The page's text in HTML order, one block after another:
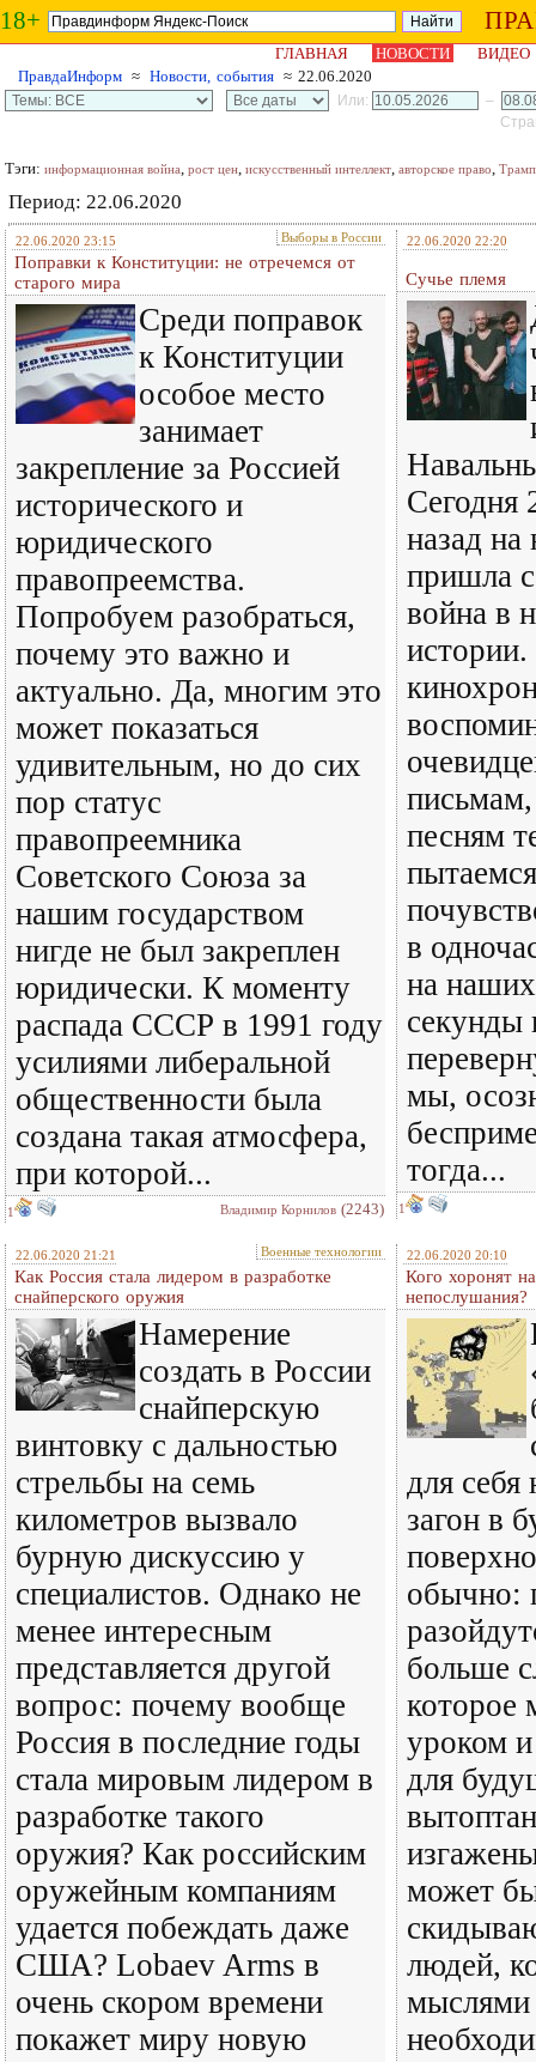
18+
ГЛАВНАЯ НОВОСТИ
ВИДЕО
ПравдаИнформ ≈ Новости, события ≈ 22.06.2020
Или:
–
Тэги: информационная война, рост цен, искусственный интеллект, авторское право, Трамп
Период: 22.06.2020
22.06.2020 23:15 Выборы в России
Поправки к Конституции: не отречемся от
старого мира
Среди поправок
к Конституции
особое место
занимает
закрепление за Россией
исторического и
юридического
правопреемства.
Попробуем разобраться,
почему это важно и
актуально. Да, многим это
может показаться
удивительным, но до сих
пор статус
правопреемника
Советского Союза за
нашим государством
нигде не был закреплен
юридически. К моменту
распада СССР в 1991 году
усилиями либеральной
общественности была
создана такая атмосфера,
при которой...
1 Владимир Корнилов (2243)
22.06.2020 22:20
Сучье племя
Сегодня
назад
пришла
война в
песням
в
на
секунды
мы,
тогда...
1
22.06.2020 21:21 Военные технологии
Как Россия стала лидером в разработке
снайперского оружия
Намерение
создать в России
снайперскую
винтовку с дальностью
стрельбы на семь
километров вызвало
бурную дискуссию у
специалистов. Однако не
менее интересным
представляется другой
вопрос: почему вообще
Россия в последние годы
стала мировым лидером в
разработке такого
оружия? Как российским
оружейным компаниям
удается побеждать даже
США? Lobaev Arms в
очень скором времени
покажет миру новую
22.06.2020 20:10
Кого хоронят
непослушания?
для
загон в
обычно:
больше
которое
уроком
для
может
людей,
мыслями